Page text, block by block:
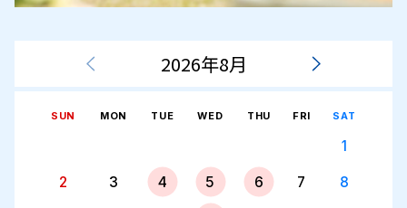
2026年8月
SUN MON TUE WED THU FRI SAT
1
2 3 4 5 6 7 8